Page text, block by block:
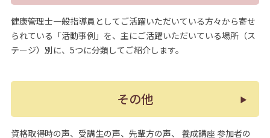
健康管理士一般指導員としてご活躍いただいている方々から寄せ
られている「活動事例」を、主にご活躍いただいている場所（ス
テージ）別に、5つに分類してご紹介します。
その他
資格取得時の声、受講生の声、先輩方の声、 養成講座 参加者の